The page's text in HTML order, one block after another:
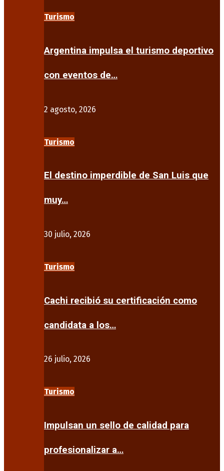
Turismo
Argentina impulsa el turismo deportivo
con eventos de…
2 agosto, 2026
Turismo
El destino imperdible de San Luis que
muy…
30 julio, 2026
Turismo
Cachi recibió su certificación como
candidata a los…
26 julio, 2026
Turismo
Impulsan un sello de calidad para
profesionalizar a…